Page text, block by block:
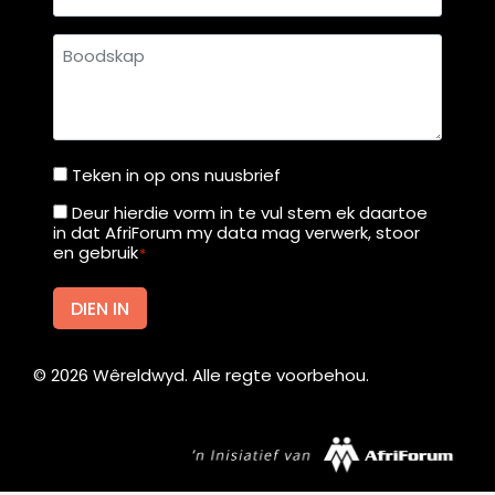
Boodskap
Teken
in
op
ons
nuusbrief
Teken in op ons nuusbrief
Deur
hierdie
te
vul
in
Deur hierdie vorm in te vul stem ek daartoe
in dat AfriForum my data mag verwerk, stoor
en gebruik*
DIEN IN
© 2026 Wêreldwyd. Alle regte voorbehou.